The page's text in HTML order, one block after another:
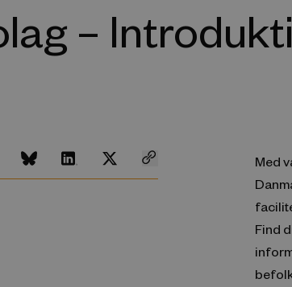
–
Med
Find